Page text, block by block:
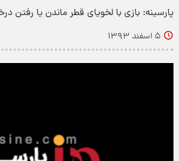
پارسینه: بازی با لخویای قطر ماندن یا
۵ اسفند ۱۳۹۳